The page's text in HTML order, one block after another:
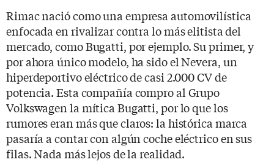
Rimac nació como una empresa automovilística
enfocada en rivalizar contra lo más elitista del
mercado, como Bugatti, por ejemplo. Su primer, y
por ahora único modelo, ha sido el Nevera, un
hiperdeportivo eléctrico de casi 2.000 CV de
potencia. Esta compañía compro al Grupo
Volkswagen la mítica Bugatti, por lo que los
rumores eran más que claros: la histórica marca
pasaría a contar con algún coche eléctrico en sus
filas. Nada más lejos de la realidad.